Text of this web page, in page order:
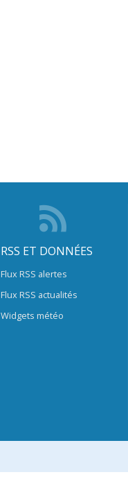
RSS ET DONNÉES
Flux RSS alertes
Flux RSS actualités
Widgets météo